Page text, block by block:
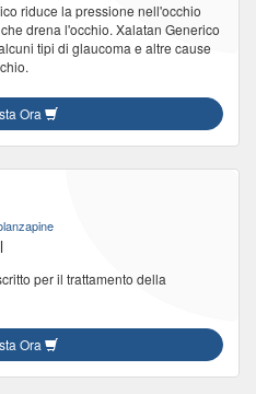
riduce la pressione nell'occhio
drena l'occhio. Xalatan Generico
tipi di glaucoma e altre cause
Ora
per il trattamento della
Ora